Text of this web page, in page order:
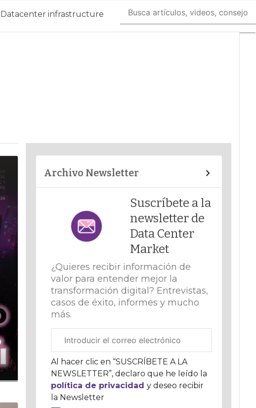
Datacenter infrastructure
Archivo Newsletter
Suscríbete a la
newsletter de
Data Center
Market
¿Quieres recibir información de
valor para entender mejor la
transformación digital? Entrevistas,
casos de éxito, informes y mucho
más.
electrónico
corporativo
Al hacer clic en “SUSCRÍBETE A LA
NEWSLETTER”, declaro que he leído la
política de privacidad y deseo recibir
la Newsletter